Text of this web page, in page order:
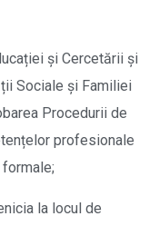
și Cercetării şi
Sociale și Familiei
Procedurii de
profesionale
la locul de